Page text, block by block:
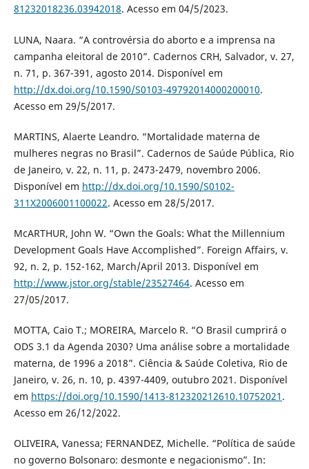
81232018236.03942018. Acesso em 04/5/2023.
LUNA, Naara. “A controvérsia do aborto e a imprensa na
campanha eleitoral de 2010”. Cadernos CRH, Salvador, v. 27,
n. 71, p. 367-391, agosto 2014. Disponível em
http://dx.doi.org/10.1590/S0103-49792014000200010.
Acesso em 29/5/2017.
MARTINS, Alaerte Leandro. “Mortalidade materna de
mulheres negras no Brasil”. Cadernos de Saúde Pública, Rio
de Janeiro, v. 22, n. 11, p. 2473-2479, novembro 2006.
Disponível em http://dx.doi.org/10.1590/S0102-
311X2006001100022. Acesso em 28/5/2017.
McARTHUR, John W. “Own the Goals: What the Millennium
Development Goals Have Accomplished”. Foreign Affairs, v.
92, n. 2, p. 152-162, March/April 2013. Disponível em
http://www.jstor.org/stable/23527464. Acesso em
27/05/2017.
MOTTA, Caio T.; MOREIRA, Marcelo R. “O Brasil cumprirá o
ODS 3.1 da Agenda 2030? Uma análise sobre a mortalidade
materna, de 1996 a 2018”. Ciência & Saúde Coletiva, Rio de
Janeiro, v. 26, n. 10, p. 4397-4409, outubro 2021. Disponível
em https://doi.org/10.1590/1413-812320212610.10752021 .
Acesso em 26/12/2022.
OLIVEIRA, Vanessa; FERNANDEZ, Michelle. “Política de saúde
no governo Bolsonaro: desmonte e negacionismo”. In: